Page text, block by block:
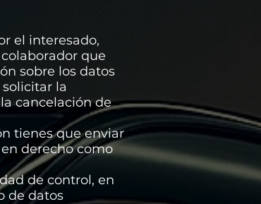
el interesado,
que
sobre los datos
la
cancelación de
tienes que enviar
derecho como
de control, en
de datos